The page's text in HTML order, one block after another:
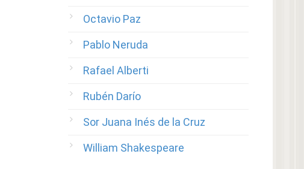
Octavio Paz
Pablo Neruda
Rafael Alberti
Rubén Darío
Sor Juana Inés de la Cruz
William Shakespeare